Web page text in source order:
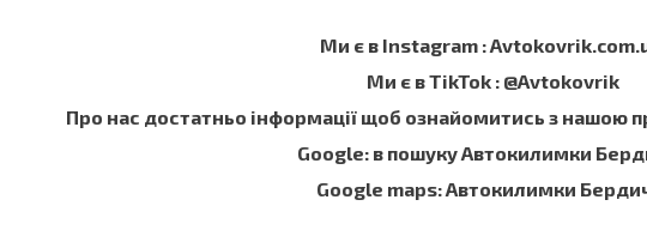
Ми є в Instagram :
Ми є в TikTok : @Avtokovrik
Про нас достатньо інформації щоб ознайомитись з нашою
Google: в пошуку Автокилимки
Google maps: Автокилимки